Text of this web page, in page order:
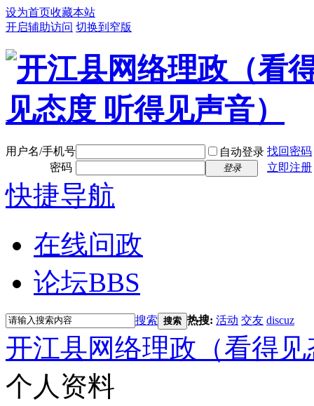
设为首页收藏本站
开启辅助访问 切换到窄版
用户名/手机号 自动登录 找回密码
密码
登录 立即注册
快捷导航
在线问政
论坛BBS
搜索 搜索 热搜: 活动 交友 discuz
开江县网络理政（看得
个人资料